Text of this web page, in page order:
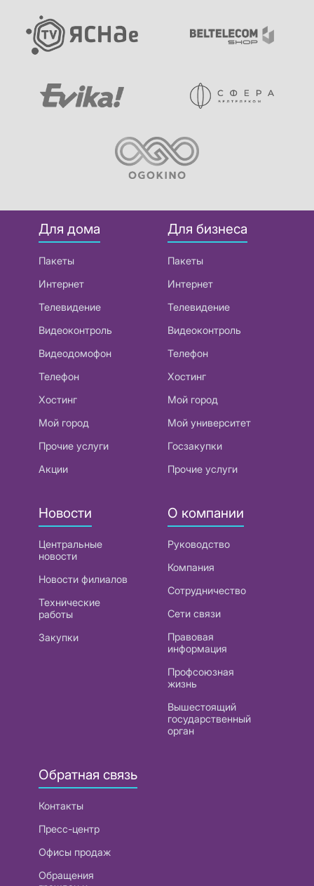
Для дома
Пакеты
Интернет
Телевидение
Видеоконтроль
Видеодомофон
Телефон
Хостинг
Мой город
Прочие услуги
Акции
Для бизнеса
Пакеты
Интернет
Телевидение
Видеоконтроль
Телефон
Хостинг
Мой город
Мой университет
Госзакупки
Прочие услуги
Новости
Центральные
новости
Новости филиалов
Технические
работы
Закупки
О компании
Руководство
Компания
Сотрудничество
Сети связи
Правовая
информация
Профсоюзная
жизнь
Вышестоящий
государственный
орган
Обратная связь
Контакты
Пресс-центр
Офисы продаж
Обращения